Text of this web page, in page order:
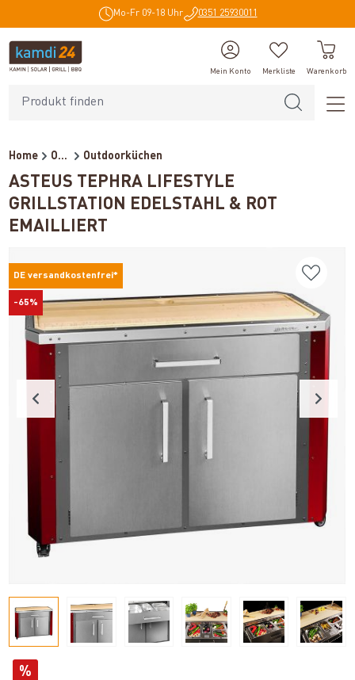
Mo-Fr 09-18 Uhr 0351 25930011
Mein Konto Merkliste Warenkorb
Home Outdoor Outdoorküchen
ASTEUS TEPHRA LIFESTYLE
GRILLSTATION EDELSTAHL & ROT
EMAILLIERT
DE versandkostenfrei*
-65%
%